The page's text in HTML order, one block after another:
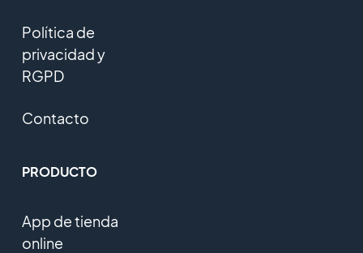
Política de
privacidad y
RGPD
Contacto
PRODUCTO
App de tienda
online